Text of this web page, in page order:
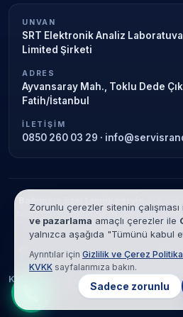
UNVAN
SRT Elektronik Analiz
Limited Şirketi
ADRES
Ayvansaray Mah., Toklu Dede
Fatih/İstanbul
İLETIŞIM
0850 260 03 29 ·
servis kapsamındaki cihazlar için
tanımlama amaçlıdır; yetkili servis
© 2026 SRT Elektronik Analiz
Şirketi. Tüm hakları
KVKK
Çerez Politikası Hizmet
Zorunlu çerezler sitenin
ve pazarlama amaçlı çerezler ile
yalnızca aşağıda "Tümünü kabul
Ayrıntılar için Gizlilik ve Çerez
KVKK sayfalarımıza bakın.
Sadece zorunlu